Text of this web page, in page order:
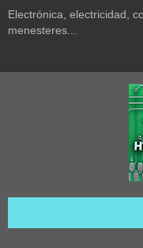
Electrónica, electricidad,
menesteres...